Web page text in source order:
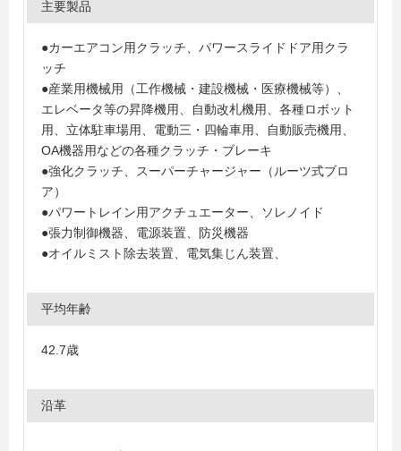
主要製品
●カーエアコン用クラッチ、パワースライドドア用クラ
ッチ
●産業用機械用（工作機械・建設機械・医療機械等）、
エレベータ等の昇降機用、自動改札機用、各種ロボット
用、立体駐車場用、電動三・四輪車用、自動販売機用、
OA機器用などの各種クラッチ・ブレーキ
●強化クラッチ、スーパーチャージャー（ルーツ式ブロ
ア）
●パワートレイン用アクチュエーター、ソレノイド
●張力制御機器、電源装置、防災機器
●オイルミスト除去装置、電気集じん装置、
平均年齢
42.7歳
沿革